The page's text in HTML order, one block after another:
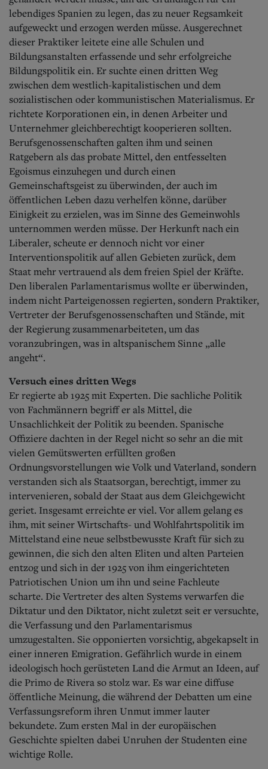
lebendiges Spanien zu legen, das zu neuer Regsamkeit
aufgeweckt und erzogen werden müsse. Ausgerechnet
dieser Praktiker leitete eine alle Schulen und
Bildungsanstalten erfassende und sehr erfolgreiche
Bildungspolitik ein. Er suchte einen dritten Weg
zwischen dem westlich-kapitalistischen und dem
sozialistischen oder kommunistischen Materialismus. Er
richtete Korporationen ein, in denen Arbeiter und
Unternehmer gleichberechtigt kooperieren sollten.
Berufsgenossenschaften galten ihm und seinen
Ratgebern als das probate Mittel, den entfesselten
Egoismus einzuhegen und durch einen
Gemeinschaftsgeist zu überwinden, der auch im
öffentlichen Leben dazu verhelfen könne, darüber
Einigkeit zu erzielen, was im Sinne des Gemeinwohls
unternommen werden müsse. Der Herkunft nach ein
Liberaler, scheute er dennoch nicht vor einer
Interventionspolitik auf allen Gebieten zurück, dem
Staat mehr vertrauend als dem freien Spiel der Kräfte.
Den liberalen Parlamentarismus wollte er überwinden,
indem nicht Parteigenossen regierten, sondern Praktiker,
Vertreter der Berufsgenossenschaften und Stände, mit
der Regierung zusammenarbeiteten, um das
voranzubringen, was in altspanischem Sinne „alle
angeht“.
Versuch eines dritten Wegs
Er regierte ab 1925 mit Experten. Die sachliche Politik
von Fachmännern begriff er als Mittel, die
Unsachlichkeit der Politik zu beenden. Spanische
Offiziere dachten in der Regel nicht so sehr an die mit
vielen Gemütswerten erfüllten großen
Ordnungsvorstellungen wie Volk und Vaterland, sondern
verstanden sich als Staatsorgan, berechtigt, immer zu
intervenieren, sobald der Staat aus dem Gleichgewicht
geriet. Insgesamt erreichte er viel. Vor allem gelang es
ihm, mit seiner Wirtschafts- und Wohlfahrtspolitik im
Mittelstand eine neue selbstbewusste Kraft für sich zu
gewinnen, die sich den alten Eliten und alten Parteien
entzog und sich in der 1925 von ihm eingerichteten
Patriotischen Union um ihn und seine Fachleute
scharte. Die Vertreter des alten Systems verwarfen die
Diktatur und den Diktator, nicht zuletzt seit er versuchte,
die Verfassung und den Parlamentarismus
umzugestalten. Sie opponierten vorsichtig, abgekapselt in
einer inneren Emigration. Gefährlich wurde in einem
ideologisch hoch gerüsteten Land die Armut an Ideen, auf
die Primo de Rivera so stolz war. Es war eine diffuse
öffentliche Meinung, die während der Debatten um eine
Verfassungsreform ihren Unmut immer lauter
bekundete. Zum ersten Mal in der europäischen
Geschichte spielten dabei Unruhen der Studenten eine
wichtige Rolle.